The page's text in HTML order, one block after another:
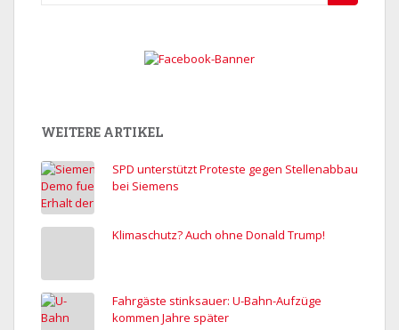
WEITERE ARTIKEL
SPD unterstützt Proteste gegen Stellenabbau
bei Siemens
Klimaschutz? Auch ohne Donald Trump!
Fahrgäste stinksauer: U-Bahn-Aufzüge
kommen Jahre später